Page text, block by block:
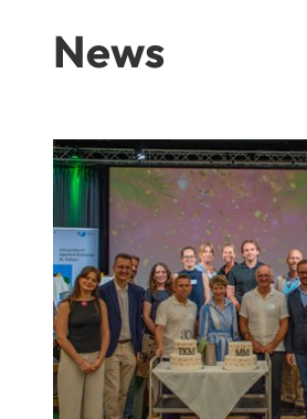
News
Medienfest im Jubiläumsjahr